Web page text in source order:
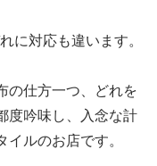
に対応も違います。
の仕方一つ、どれを
度吟味し、入念な計
ルのお店です。